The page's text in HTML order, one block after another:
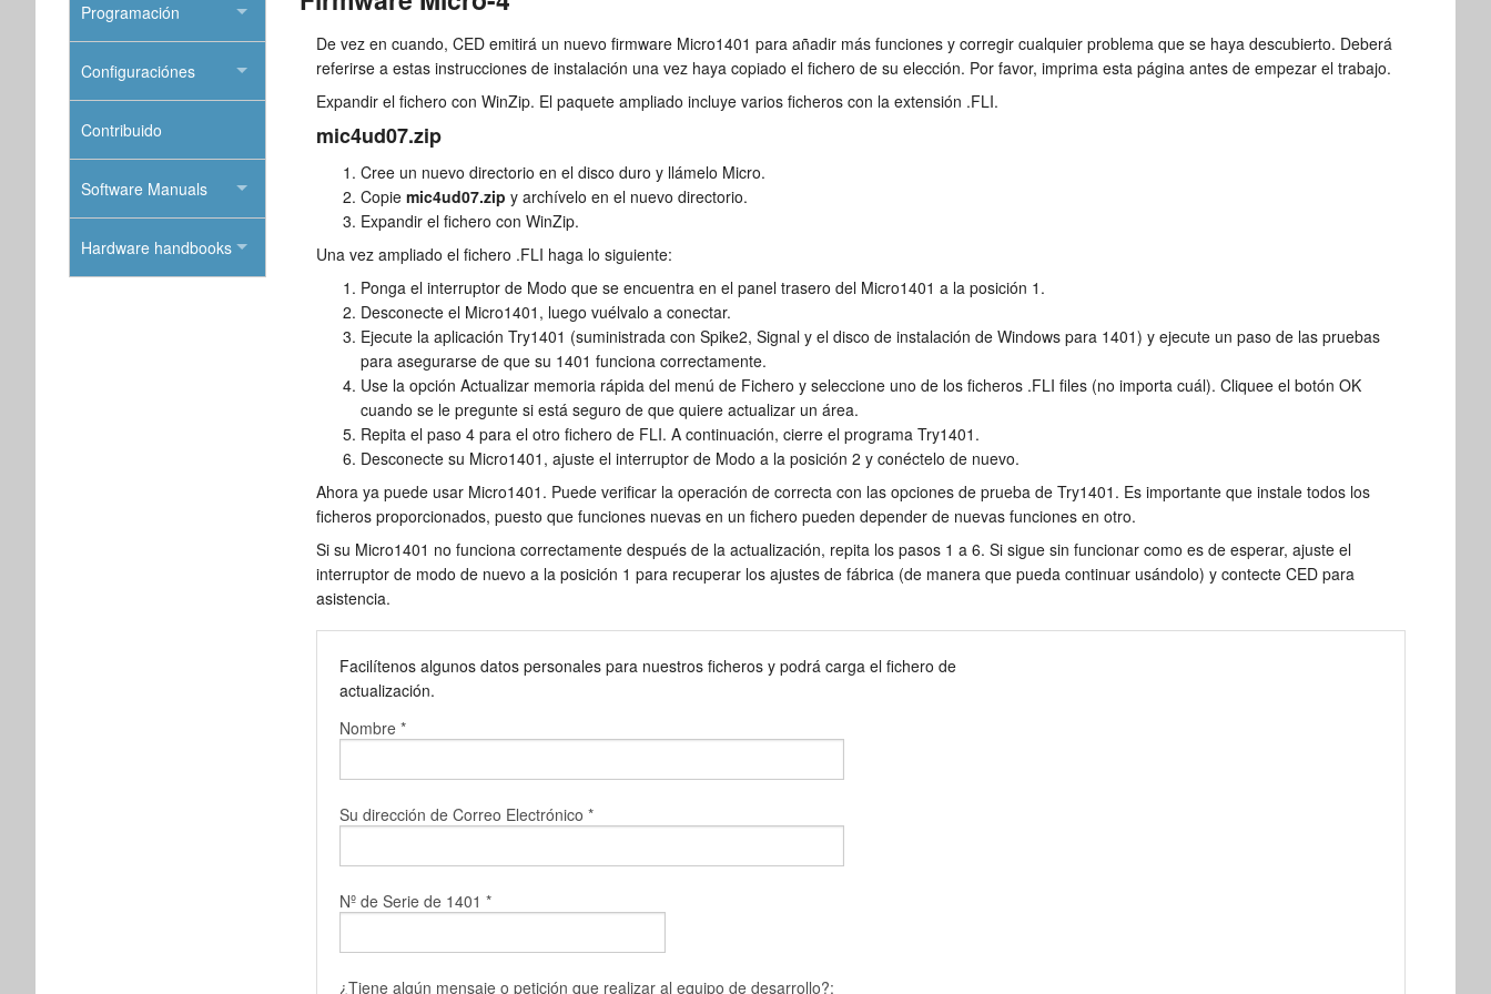
De vez en cuando, CED emitirá un nuevo firmware Micro1401 para añadir más funciones y corregir cualquier problema que se haya descubierto. Deberá
referirse a estas instrucciones de instalación una vez haya copiado el fichero de su elección. Por favor, imprima esta página antes de empezar el trabajo.
Expandir el fichero con WinZip. El paquete ampliado incluye varios ficheros con la extensión .FLI.
mic4ud07.zip
Cree un nuevo directorio en el disco duro y llámelo Micro.
Copiemic4ud07.zip y archívelo en el nuevo directorio.
Expandir el fichero con WinZip.
Una vez ampliado el fichero .FLI haga lo siguiente:
Ponga el interruptor de Modo que se encuentra en el panel trasero del Micro1401 a la posición 1.
Desconecte el Micro1401, luego vuélvalo a conectar.
Ejecute la aplicación Try1401 (suministrada con Spike2, Signal y el disco de instalación de Windows para 1401) y ejecute un paso de las pruebas
para asegurarse de que su 1401 funciona correctamente.
Use la opción Actualizar memoria rápida del menú de Fichero y seleccione uno de los ficheros .FLI files (no importa cuál). Cliquee el botón OK
cuando se le pregunte si está seguro de que quiere actualizar un área.
Repita el paso 4 para el otro fichero de FLI. A continuación, cierre el programa Try1401.
Desconecte su Micro1401, ajuste el interruptor de Modo a la posición 2 y conéctelo de nuevo.
Ahora ya puede usar Micro1401. Puede verificar la operación de correcta con las opciones de prueba de Try1401. Es importante que instale todos los
ficheros proporcionados, puesto que funciones nuevas en un fichero pueden depender de nuevas funciones en otro.
Si su Micro1401 no funciona correctamente después de la actualización, repita los pasos 1 a 6. Si sigue sin funcionar como es de esperar, ajuste el
interruptor de modo de nuevo a la posición 1 para recuperar los ajustes de fábrica (de manera que pueda continuar usándolo) y contecte CED para
asistencia.
Facilítenos algunos datos personales para nuestros ficheros y podrá carga el fichero de
actualización.
Nombre *
Su dirección de Correo Electrónico *
Nº de Serie de 1401 *
¿Tiene algún mensaje o petición que realizar al equipo de desarrollo?:
Programación
Configuraciónes
Contribuido
Software Manuals
Hardware handbooks